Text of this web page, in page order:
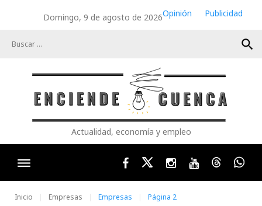
Domingo, 9 de agosto de 2026Opinión
Publicidad
search
Actualidad, economía y empleo
FacebookTwitterInstagram
YoutubeThreads
Inicio Empresas Empresas Página 2